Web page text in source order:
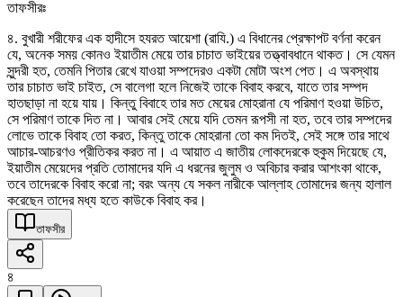
তাফসীরঃ
৪. বুখারী শরীফের এক হাদীসে হযরত আয়েশা (রাযি.) এ বিধানের প্রেক্ষাপট বর্ণনা করেন
যে, অনেক সময় কোনও ইয়াতীম মেয়ে তার চাচাত ভাইয়ের তত্ত্বাবধানে থাকত। সে যেমন
সুন্দরী হত, তেমনি পিতার রেখে যাওয়া সম্পদেরও একটা মোটা অংশ পেত। এ অবস্থায়
তার চাচাত ভাই চাইত, সে বালেগা হলে নিজেই তাকে বিবাহ করবে, যাতে তার সম্পদ
হাতছাড়া না হয়ে যায়। কিন্তু বিবাহে তার মত মেয়ের মোহরানা যে পরিমাণ হওয়া উচিত,
সে পরিমাণ তাকে দিত না। আবার সেই মেয়ে যদি তেমন রূপসী না হত, তবে তার সম্পদের
লোভে তাকে বিবাহ তো করত, কিন্তু তাকে মোহরানা তো কম দিতই, সেই সঙ্গে তার সাথে
আচার-আচরণও প্রীতিকর করত না। এ আয়াত এ জাতীয় লোকদেরকে হুকুম দিয়েছে যে,
ইয়াতীম মেয়েদের প্রতি তোমাদের যদি এ ধরনের জুলুম ও অবিচার করার আশংকা থাকে,
তবে তাদেরকে বিবাহ করো না; বরং অন্য যে সকল নারীকে আল্লাহ তোমাদের জন্য হালাল
করেছেন তাদের মধ্য হতে কাউকে বিবাহ কর।
তাফসীর
৪